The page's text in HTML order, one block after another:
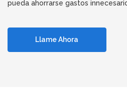
pueda ahorrarse gastos
Llame Ahora